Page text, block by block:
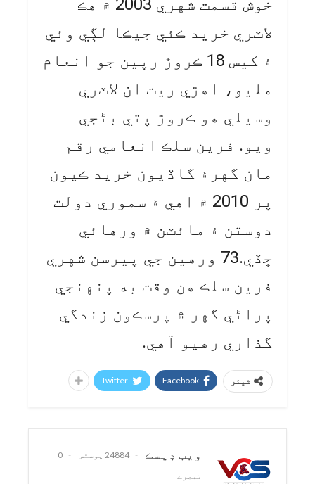
خوش قسمت شهري 2003 ۾ هڪ
لاٽري خريد ڪئي جيڪا لڳي وئي
۽ کيس 18 ڪروڙ رپين جو انعام
مليو، اهڙي ريت ان لاٽري
وسيلي هو ڪروڙ پتي بڻجي
ويو. فرين سلڪ انعامي رقم
مان گهر۽ گاڏيون خريد ڪيون
پر 2010 ۾ اهي ۽ سموري دولت
دوستن ۽ مائٽن ۾ ورهائي
ڇڏي.73 ورهين جي پيرسن شهري
فرين سلڪ هن وقت به پنهنجي
پراڻي گهر ۾ پرسڪون زندگي
گذاري رهيو آهي.
شیئر Facebook
Twitter
ويب ڊيسڪ 24884 پوسٹس
0
تبصرے